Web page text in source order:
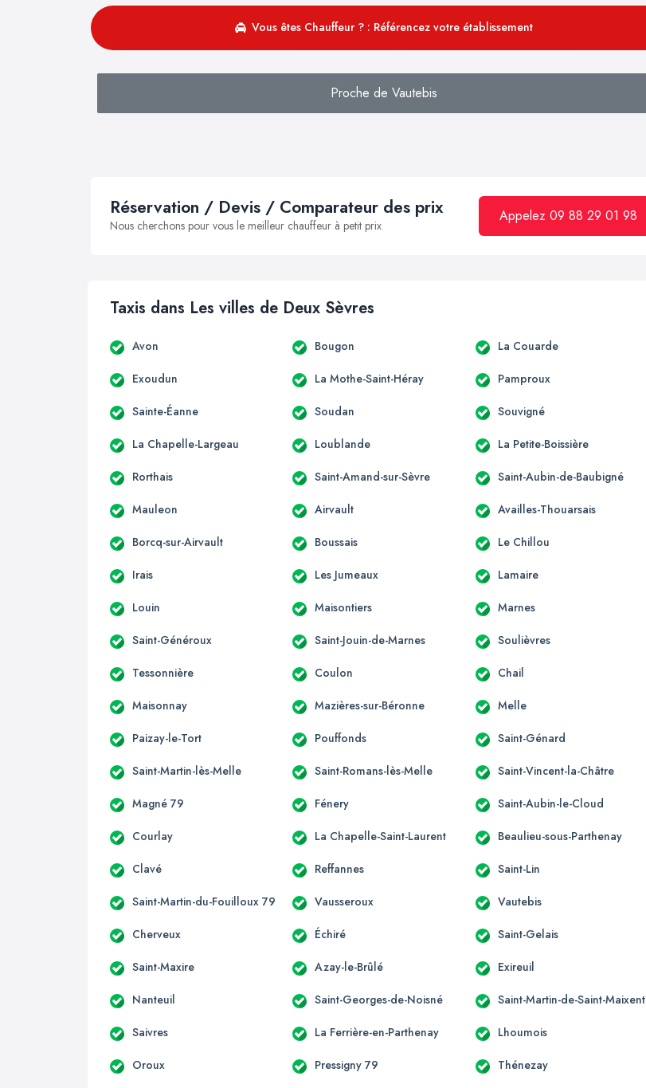
Vous êtes Chauffeur ? : Référencez votre établissement
Proche de Vautebis
Réservation / Devis / Comparateur des prix
Nous cherchons pour vous le meilleur chauffeur à petit prix
Appelez 09 88 29 01 98
Taxis dans Les villes de Deux Sèvres
Avon Bougon La Couarde
Exoudun La Mothe-Saint-Héray Pamproux
Sainte-Éanne Soudan Souvigné
La Chapelle-Largeau Loublande La Petite-Boissière
Rorthais Saint-Amand-sur-Sèvre Saint-Aubin-de-Baubigné
Mauleon Airvault Availles-Thouarsais
Borcq-sur-Airvault Boussais Le Chillou
Irais Les Jumeaux Lamaire
Louin Maisontiers Marnes
Saint-Généroux Saint-Jouin-de-Marnes Soulièvres
Tessonnière Coulon Chail
Maisonnay Mazières-sur-Béronne Melle
Paizay-le-Tort Pouffonds Saint-Génard
Saint-Martin-lès-Melle Saint-Romans-lès-Melle Saint-Vincent-la-Châtre
Magné 79 Fénery Saint-Aubin-le-Cloud
Courlay La Chapelle-Saint-Laurent Beaulieu-sous-Parthenay
Clavé Reffannes Saint-Lin
Saint-Martin-du-Fouilloux 79 Vausseroux Vautebis
Cherveux Échiré Saint-Gelais
Saint-Maxire Azay-le-Brûlé Exireuil
Nanteuil Saint-Georges-de-Noisné Saint-Martin-de-Saint-Maixent
Saivres La Ferrière-en-Parthenay Lhoumois
Oroux Pressigny 79 Thénezay